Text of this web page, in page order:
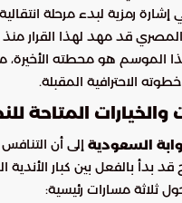
إشارة رمزية لبدء مرحلة
قد مهد لهذا القرار
الموسم هو محطته الأخيرة،
الاحترافية المقبلة.
والخيارات المتاحة
السعودية إلى أن
بدأ بالفعل بين كبار الأندية
ثلاثة مسارات رئيسية: